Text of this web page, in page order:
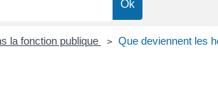
la fonction publique > Que deviennent les